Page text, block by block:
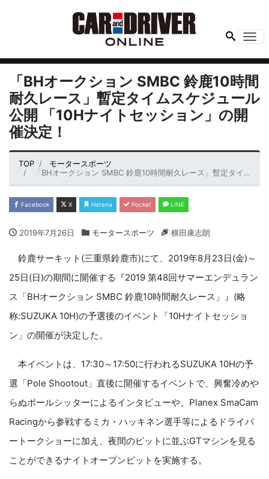
「BHオークション SMBC 鈴鹿10時間
耐久レース」暫定タイムスケジュール
公開 「10Hナイトセッション」の開
催決定！
TOP
モータースポーツ
「BHオークション SMBC 鈴鹿10時間耐久レース」暫定タイムスケジュール公開 「10Hナイトセッション」の開催決定！
Facebook X Hatena Pocket LINE
2019年7月26日 モータースポーツ 横田康志朗
鈴鹿サーキット(三重県鈴鹿市)にて、2019年8月23日(金)～
25日(日)の期間に開催する『2019 第48回サマーエンデュラン
ス「BHオークション SMBC 鈴鹿10時間耐久レース」』(略
称:SUZUKA 10H)の予選後のイベント「10Hナイトセッショ
ン」の開催が決定した。
本イベントは、17:30～17:50に行われるSUZUKA 10Hの予
選「Pole Shootout」直後に開催するイベントで、興奮冷めや
らぬポールシッターによるインタビューや、Planex SmaCam
Racingから参戦するミカ・ハッキネン選手等によるドライバ
ートークショーに加え、夜間のピットに並ぶGTマシンを見る
ことができるナイトオープンピットを実施する。